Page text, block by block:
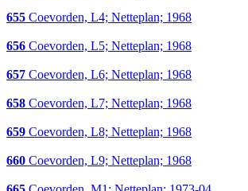
655 Coevorden, L4; Netteplan; 1968
656 Coevorden, L5; Netteplan; 1968
657 Coevorden, L6; Netteplan; 1968
658 Coevorden, L7; Netteplan; 1968
659 Coevorden, L8; Netteplan; 1968
660 Coevorden, L9; Netteplan; 1968